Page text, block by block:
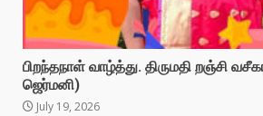
பிறந்தநாள் வாழ்த்து. திருமதி றஞ்சி
ஜெர்மனி)
July 19, 2026